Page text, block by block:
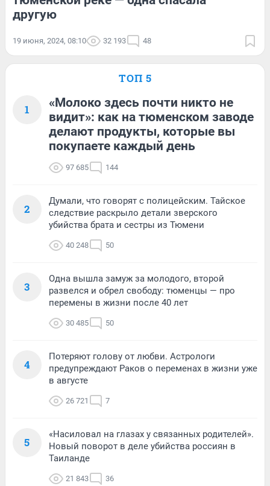
другую
19 июня, 2024, 08:10 32 193 48
ТОП 5
1
«Молоко здесь почти никто не
видит»: как на тюменском заводе
делают продукты, которые вы
покупаете каждый день
97 685 144
2
Думали, что говорят с полицейским. Тайское
следствие раскрыло детали зверского
убийства брата и сестры из Тюмени
40 248 50
3
Одна вышла замуж за молодого, второй
развелся и обрел свободу: тюменцы — про
перемены в жизни после 40 лет
30 485 50
4
Потеряют голову от любви. Астрологи
предупреждают Раков о переменах в жизни уже
в августе
26 721 7
5
«Насиловал на глазах у связанных родителей».
Новый поворот в деле убийства россиян в
Таиланде
21 843 36